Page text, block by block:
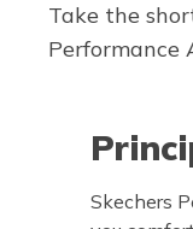
Take the
Skechers